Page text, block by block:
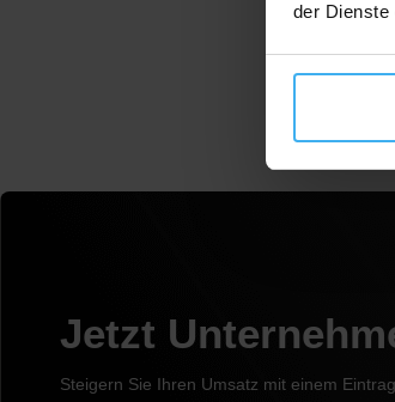
der Dienste
Jetzt
Steigern Sie Ihren Umsatz mit einem